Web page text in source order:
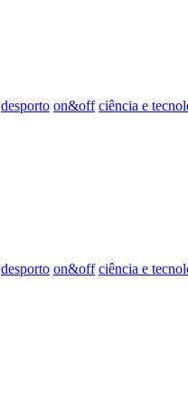
desporto on&off ciência e
desporto on&off ciência e